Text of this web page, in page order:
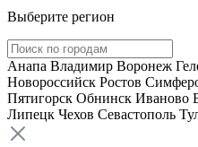
Выберите регион
Анапа Владимир Воронеж
Новороссийск Ростов
Пятигорск Обнинск Иваново
Липецк Чехов Севастополь